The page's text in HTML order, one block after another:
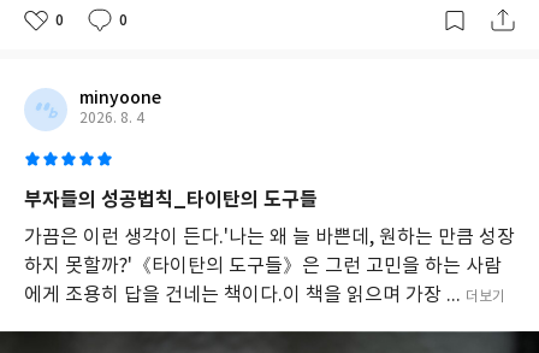
며,
력
을
강
조
다.
성
공
한
인
0 0
minyoone
2026. 8. 4
부자들의 성공법칙_타이탄의 도구들
가끔은 이런 생각이 든다.'나는 왜 늘 바쁜데, 원하는 만큼 성장
하지 못할까?'《타이탄의 도구들》은 그런 고민을 하는 사람
에게 조용히 답을 건네는 책이다.이 책을 읽으며 가장 ... 더보기